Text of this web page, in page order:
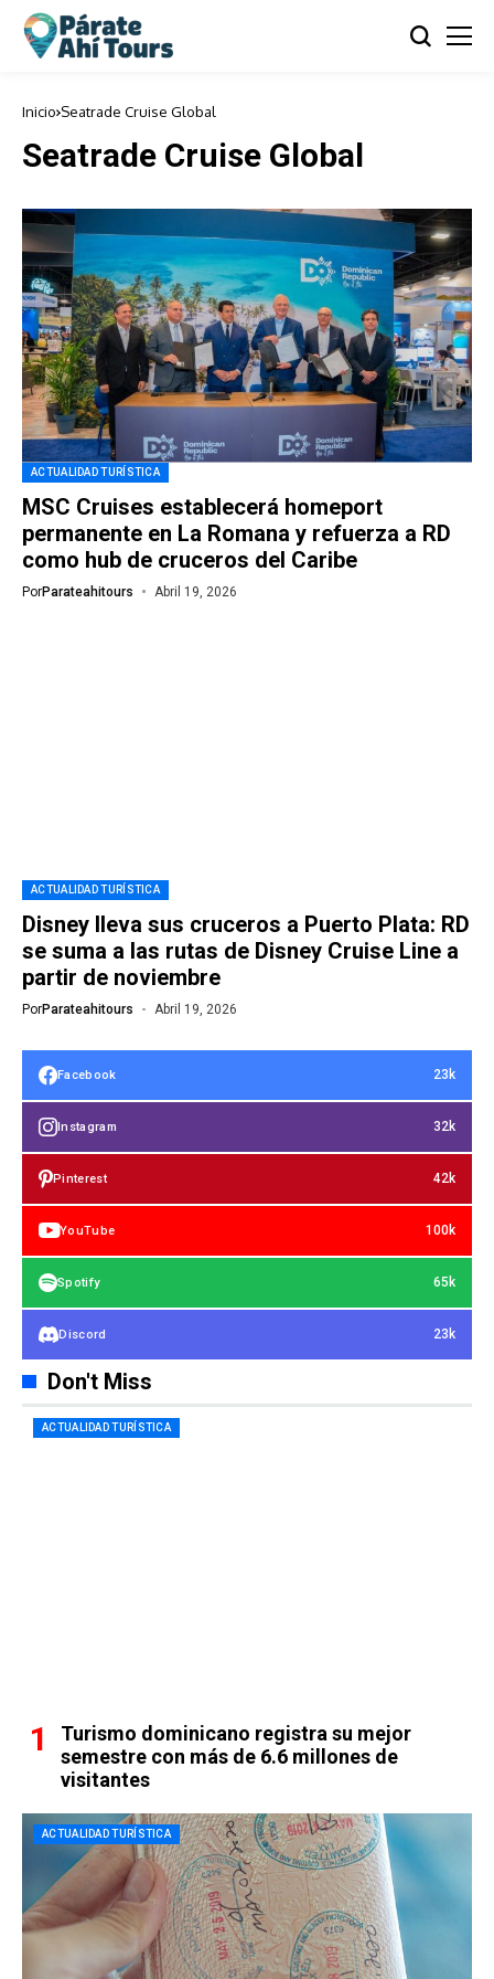
Inicio Seatrade Cruise Global
Seatrade Cruise Global
ACTUALIDAD TURÍSTICA
MSC Cruises establecerá homeport
permanente en La Romana y refuerza a RD
como hub de cruceros del Caribe
PorParateahitours Abril 19, 2026
ACTUALIDAD TURÍSTICA
Disney lleva sus cruceros a Puerto Plata: RD
se suma a las rutas de Disney Cruise Line a
partir de noviembre
PorParateahitours Abril 19, 2026
Facebook 23k
Instagram 32k
Pinterest 42k
YouTube 100k
Spotify 65k
Discord 23k
Don't Miss
ACTUALIDAD TURÍSTICA
Turismo dominicano registra su mejor
semestre con más de 6.6 millones de
visitantes
ACTUALIDAD TURÍSTICA